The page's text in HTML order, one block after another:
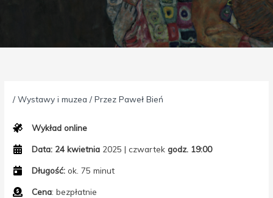
/Wystawy i muzea / PrzezPaweł Bień
Wykład online
Data: 24 kwietnia 2025 | czwartekgodz. 19:00
Długość: ok. 75 minut
Cena: bezpłatnie